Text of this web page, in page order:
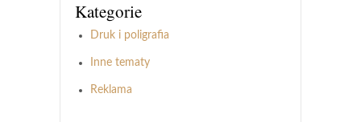
Kategorie
Druk i poligrafia
Inne tematy
Reklama